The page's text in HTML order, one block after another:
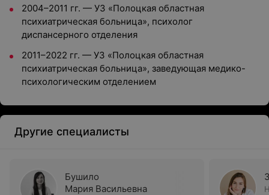
2004–2011 гг. — УЗ «Полоцкая областная
психиатрическая больница», психолог
диспансерного отделения
2011–2022 гг. — УЗ «Полоцкая областная
психиатрическая больница», заведующая медико-
психологическим отделением
Другие специалисты
Бушило
Мария Васильевна